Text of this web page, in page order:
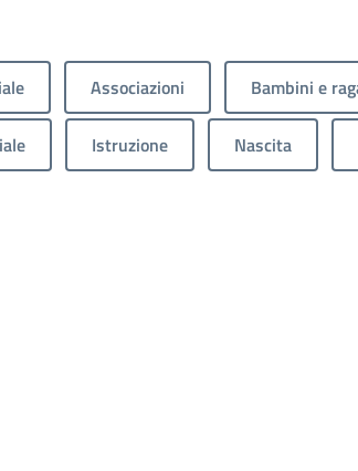
Associazioni Bambini e
Istruzione Nascita